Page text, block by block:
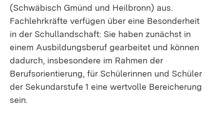
(Schwäbisch Gmünd und Heilbronn) aus.
Fachlehrkräfte verfügen über eine Besonderheit
in der Schullandschaft: Sie haben zunächst in
einem Ausbildungsberuf gearbeitet und können
dadurch, insbesondere im Rahmen der
Berufsorientierung, für Schülerinnen und Schüler
der Sekundarstufe 1 eine wertvolle Bereicherung
sein.